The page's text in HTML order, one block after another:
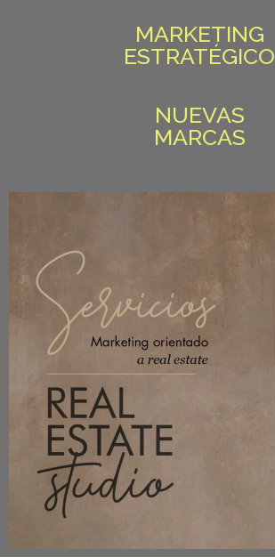
MARKETING
ESTRATÉGICO
NUEVAS
MARCAS